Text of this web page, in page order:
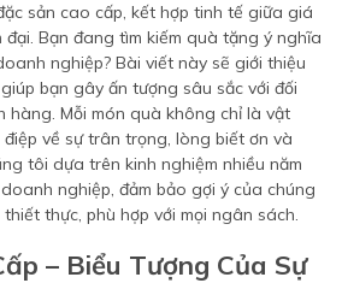
sản cao cấp, kết hợp tinh tế giữa giá
Bạn đang tìm kiếm quà tặng ý nghĩa
nghiệp? Bài viết này sẽ giới thiệu
bạn gây ấn tượng sâu sắc với đối
hàng. Mỗi món quà không chỉ là vật
về sự trân trọng, lòng biết ơn và
tôi dựa trên kinh nghiệm nhiều năm
nghiệp, đảm bảo gợi ý của chúng
thực, phù hợp với mọi ngân sách.
– Biểu Tượng Của Sự